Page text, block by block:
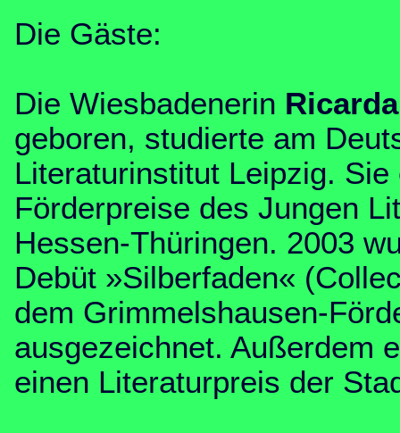
Die Gäste:
Die Wiesbadenerin
geboren, studierte am
Literaturinstitut Leipzig.
Förderpreise des Jungen
Hessen-Thüringen. 2003
Debüt »Silberfaden«
dem Grimmelshausen-
ausgezeichnet. Außerdem
einen Literaturpreis der